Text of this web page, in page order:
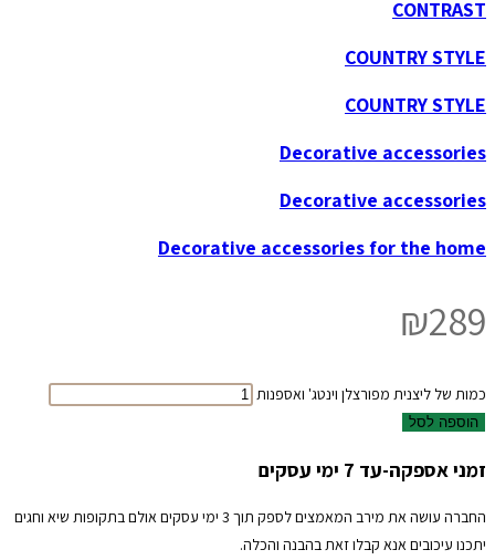
CONTRAST
COUNTRY STYLE
COUNTRY STYLE
Decorative accessories
Decorative accessories
Decorative accessories for the home
₪289
כמות של ליצנית מפורצלן וינטג' ואספנות
הוספה לסל
זמני אספקה-עד 7 ימי עסקים
החברה עושה את מירב המאמצים לספק תוך 3 ימי עסקים אולם בתקופות שיא וחגים
יתכנו עיכובים אנא קבלו זאת בהבנה והכלה.